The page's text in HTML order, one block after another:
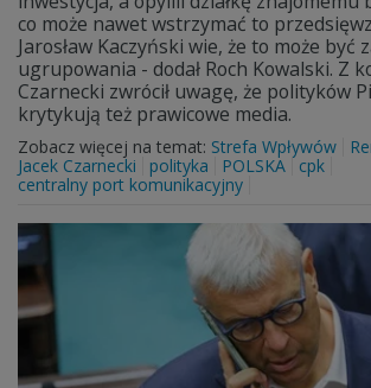
co może nawet wstrzymać to
Jarosław Kaczyński wie, że to może być
ugrupowania - dodał Roch Kowalski. Z
Czarnecki zwrócił uwagę, że polityków
krytykują też prawicowe media.
Zobacz więcej na temat: Strefa Wpływów
Jacek Czarnecki
polityka POLSKA
cpk
centralny port komunikacyjny